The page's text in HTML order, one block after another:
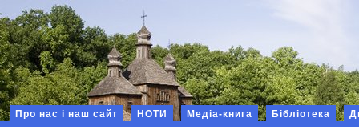
Про нас і наш сайт НОТИ Медіа-книга Бібліотека